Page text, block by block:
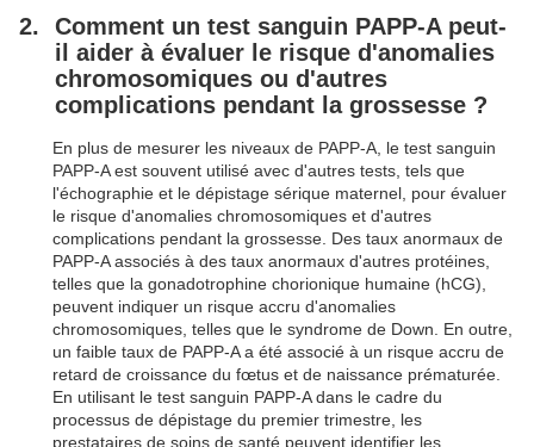
Comment un test sanguin PAPP-A peut-
il aider à évaluer le risque d'anomalies
chromosomiques ou d'autres
complications pendant la grossesse ?
En plus de mesurer les niveaux de PAPP-A, le test sanguin
PAPP-A est souvent utilisé avec d'autres tests, tels que
l'échographie et le dépistage sérique maternel, pour évaluer
le risque d'anomalies chromosomiques et d'autres
complications pendant la grossesse. Des taux anormaux de
PAPP-A associés à des taux anormaux d'autres protéines,
telles que la gonadotrophine chorionique humaine (hCG),
peuvent indiquer un risque accru d'anomalies
chromosomiques, telles que le syndrome de Down. En outre,
un faible taux de PAPP-A a été associé à un risque accru de
retard de croissance du fœtus et de naissance prématurée.
En utilisant le test sanguin PAPP-A dans le cadre du
processus de dépistage du premier trimestre, les
prestataires de soins de santé peuvent identifier les